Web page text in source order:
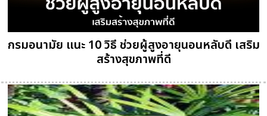
กรมอนามัย แนะ 10 วิธี ช่วยผู้สูงอายุนอนหลับดี เสริม
สร้างสุขภาพที่ดี